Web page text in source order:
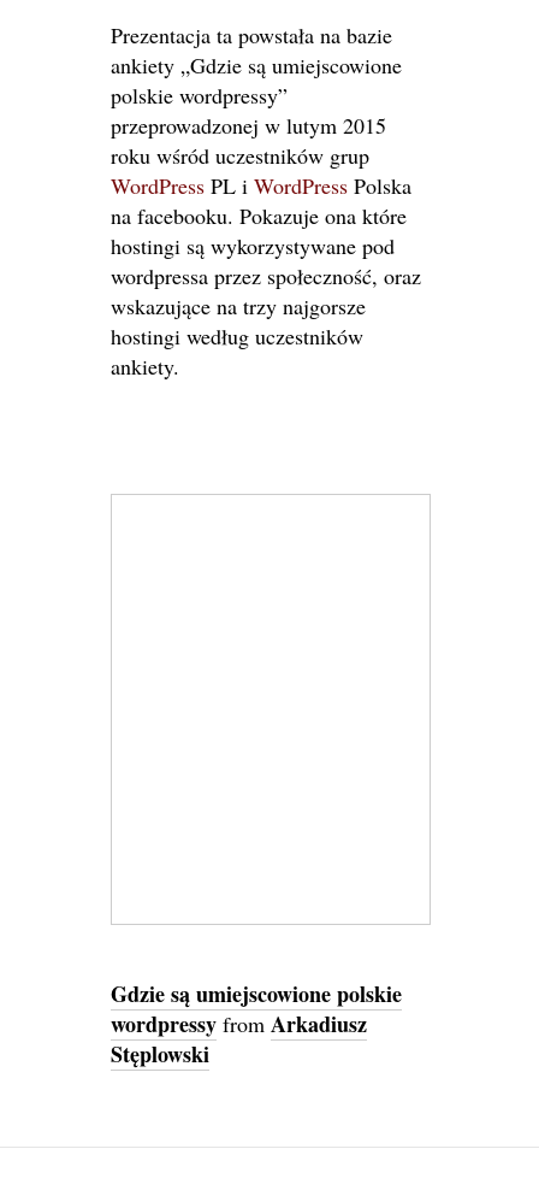
Prezentacja ta powstała na bazie
ankiety „Gdzie są umiejscowione
polskie wordpressy”
przeprowadzonej w lutym 2015
roku wśród uczestników grup
WordPress PL i WordPress Polska
na facebooku. Pokazuje ona które
hostingi są wykorzystywane pod
wordpressa przez społeczność, oraz
wskazujące na trzy najgorsze
hostingi według uczestników
ankiety.
Gdzie są umiejscowione polskie
wordpressy from Arkadiusz
Stęplowski